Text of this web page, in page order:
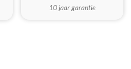
10 jaar garantie